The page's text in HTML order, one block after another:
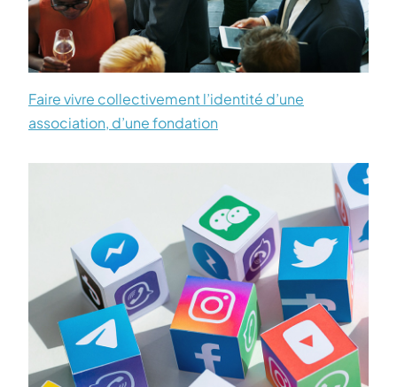
Faire vivre collectivement l’identité d’une
association, d’une fondation